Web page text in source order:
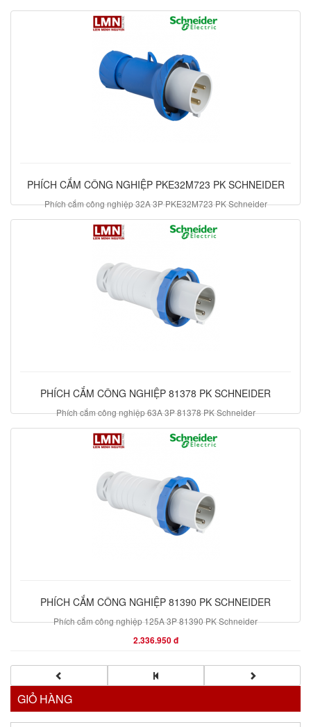
PHÍCH CẮM CÔNG NGHIỆP PKE32M723 PK SCHNEIDER
Phích cắm công nghiệp 32A 3P PKE32M723 PK Schneider
481.250 đ
PHÍCH CẮM CÔNG NGHIỆP 81378 PK SCHNEIDER
Phích cắm công nghiệp 63A 3P 81378 PK Schneider
1.004.850 đ
PHÍCH CẮM CÔNG NGHIỆP 81390 PK SCHNEIDER
Phích cắm công nghiệp 125A 3P 81390 PK Schneider
2.336.950 đ
GIỎ HÀNG